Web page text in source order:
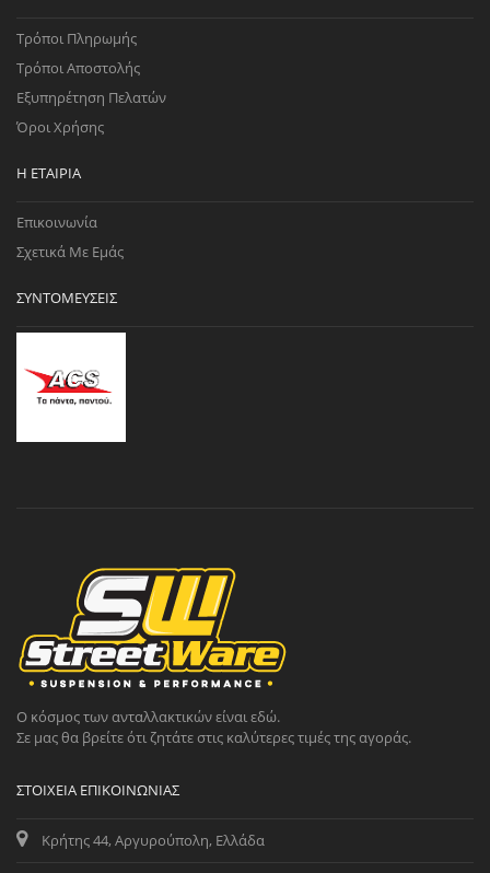
Τρόποι Πληρωμής
Τρόποι Αποστολής
Εξυπηρέτηση Πελατών
Όροι Χρήσης
Η ΕΤΑΙΡΊΑ
Επικοινωνία
Σχετικά Με Εμάς
ΣΥΝΤΟΜΕΎΣΕΙΣ
Ο κόσμος των ανταλλακτικών είναι εδώ.
Σε μας θα βρείτε ότι ζητάτε στις καλύτερες τιμές της αγοράς.
ΣΤΟΙΧΕΊΑ ΕΠΙΚΟΙΝΩΝΊΑΣ
Κρήτης 44, Αργυρούπολη, Ελλάδα